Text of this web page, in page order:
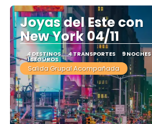
Ver
Joyas del Este con
New York 04/11
4 DESTINOS 4 TRANSPORTES 9 NOCHES
1 SEGUROS
Salida Grupal Acompañada